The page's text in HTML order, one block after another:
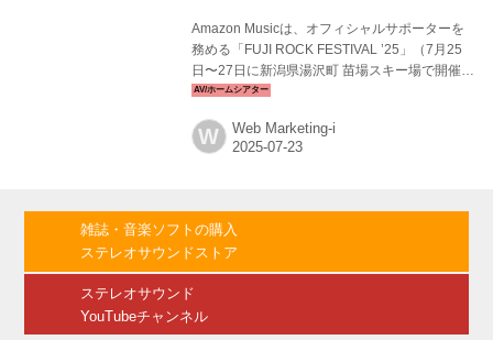
Amazon Musicは、オフィシャルサポーターを
務める「FUJI ROCK FESTIVAL ’25」（7月25
日〜27日に新潟県湯沢町 苗場スキー場で開催）
について、Prime VideoとTwitchにおける全世界
トのラインナップとタイムテーブルを発表し
た。 Prime Video「FUJI ROCK FESTIVAL '25」
2Y87X?ref_=dmm...
W Web Marketing-i
雑誌・音楽ソフトの購入
ステレオサウンドストア
ステレオサウンド
YouTubeチャンネル